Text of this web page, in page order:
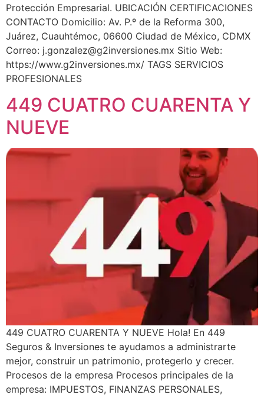
Protección Empresarial. UBICACIÓN CERTIFICACIONES
CONTACTO Domicilio: Av. P.º de la Reforma 300,
Juárez, Cuauhtémoc, 06600 Ciudad de México, CDMX
Correo: j.gonzalez@g2inversiones.mx Sitio Web:
https://www.g2inversiones.mx/ TAGS SERVICIOS
PROFESIONALES
449 CUATRO CUARENTA Y
NUEVE
449 CUATRO CUARENTA Y NUEVE Hola! En 449
Seguros & Inversiones te ayudamos a administrarte
mejor, construir un patrimonio, protegerlo y crecer.
Procesos de la empresa Procesos principales de la
empresa: IMPUESTOS, FINANZAS PERSONALES,